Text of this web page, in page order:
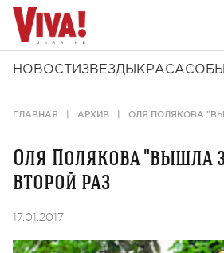
НОВОСТИ ЗВЕЗДЫ КРАСА
ГЛАВНАЯ АРХИВ ОЛЯ ПОЛЯКОВА
Оля Полякова "вышла
второй раз
17.01.2017